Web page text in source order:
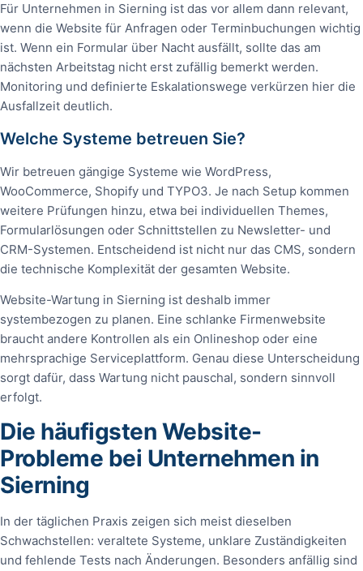
Für Unternehmen in Sierning ist das vor allem dann relevant,
wenn die Website für Anfragen oder Terminbuchungen wichtig
ist. Wenn ein Formular über Nacht ausfällt, sollte das am
nächsten Arbeitstag nicht erst zufällig bemerkt werden.
Monitoring und definierte Eskalationswege verkürzen hier die
Ausfallzeit deutlich.
Welche Systeme betreuen Sie?
Wir betreuen gängige Systeme wie WordPress,
WooCommerce, Shopify und TYPO3. Je nach Setup kommen
weitere Prüfungen hinzu, etwa bei individuellen Themes,
Formularlösungen oder Schnittstellen zu Newsletter- und
CRM-Systemen. Entscheidend ist nicht nur das CMS, sondern
die technische Komplexität der gesamten Website.
Website-Wartung in Sierning ist deshalb immer
systembezogen zu planen. Eine schlanke Firmenwebsite
braucht andere Kontrollen als ein Onlineshop oder eine
mehrsprachige Serviceplattform. Genau diese Unterscheidung
sorgt dafür, dass Wartung nicht pauschal, sondern sinnvoll
erfolgt.
Die häufigsten Website-
Probleme bei Unternehmen in
Sierning
In der täglichen Praxis zeigen sich meist dieselben
Schwachstellen: veraltete Systeme, unklare Zuständigkeiten
und fehlende Tests nach Änderungen. Besonders anfällig sind